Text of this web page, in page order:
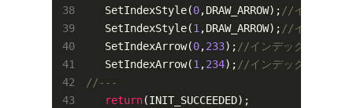
   SetIndexStyle(
0,DRAW_ARROW); //インデック
   SetIndexStyle(
1,DRAW_ARROW); //インデック
   SetIndexArrow(
0,233); //インデックス0を矢
   SetIndexArrow(
1,234); //インデックス1を矢
//---
return(INIT_SUCCEEDED);